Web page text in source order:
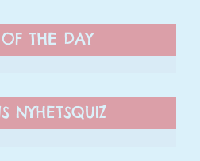
THE DAY
NYHETSQUIZ
välja bort. De
behövs för
att hemsidan
taget ska
fungera.